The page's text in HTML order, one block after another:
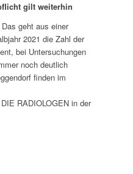
gilt weiterhin
geht aus einer
2021 die Zahl der
bei Untersuchungen
noch deutlich
finden im
RADIOLOGEN in der